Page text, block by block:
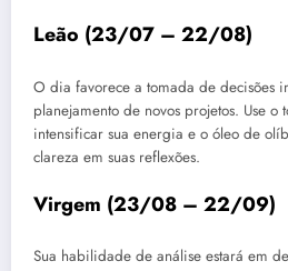
Leão (23/07 – 22/08)
O dia favorece a tomada de decisões
planejamento de novos projetos. Use
intensificar sua energia e o óleo de
clareza em suas reflexões.
Virgem (23/08 – 22/09)
Sua habilidade de análise estará em